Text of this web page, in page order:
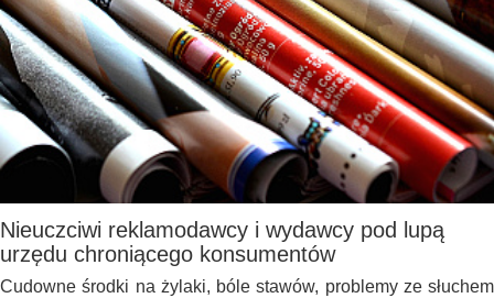
Nieuczciwi reklamodawcy i wydawcy pod lupą
urzędu chroniącego konsumentów
Cudowne środki na żylaki, bóle stawów, problemy ze słuchem